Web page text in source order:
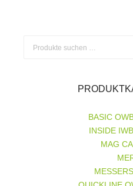
BASIC
INSIDE
MAG